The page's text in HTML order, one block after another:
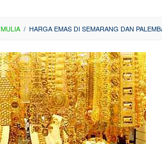
/ HARGA EMAS DI SEMARANG DAN